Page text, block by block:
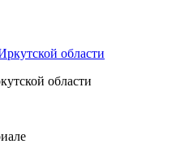
области